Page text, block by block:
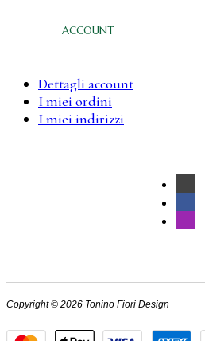
ACCOUNT
Dettagli account
I miei ordini
I miei indirizzi
Copyright © 2026 Tonino Fiori Design